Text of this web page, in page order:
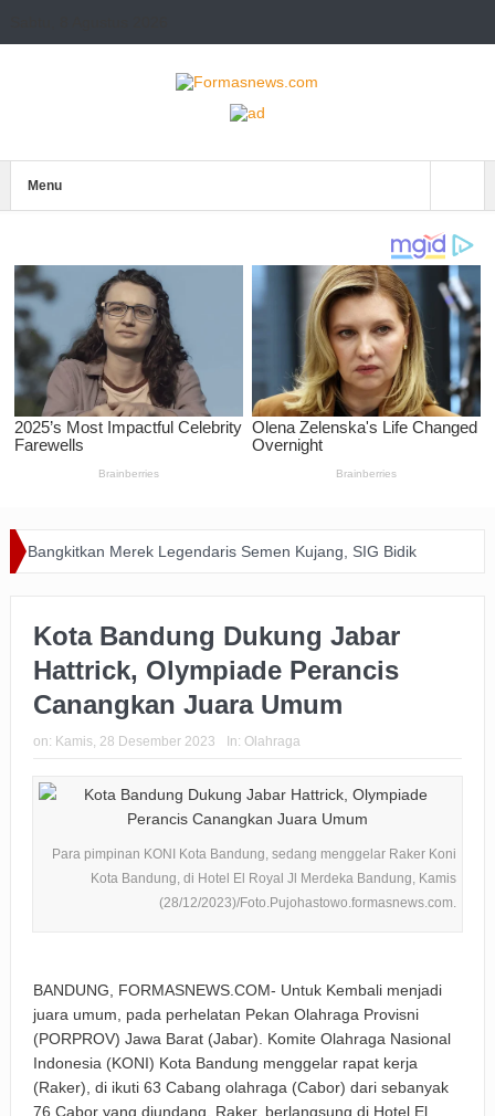
Menu
Bangkitkan Merek Legendaris Semen Kujang, SIG Bidik
dengan PERSIB
Happiness Yard Vol. 2 Jadi Bukti Kolaborasi Hotel dan
Komunitas Dukung Aksi Sosial di Bandung
Pastikan Bantuan Daging Menjangkau Pelosok Purwakarta
Pemkot Usut Kasus Penebangan Pohon Jalan Riau,
Perizinan Usaha Ikut Diperiksa
Keuangan Pensiunan di Cirebon
Padaringan Leuweung Awi Cisurupan Resmi Diaktivasi, Wali
Kota Dorong Wisata Berbasis Alam dan Pemberdayaan
Kota Bandung Dukung Jabar
Hattrick, Olympiade Perancis
Canangkan Juara Umum
on: Kamis, 28 Desember 2023 In: Olahraga
Para pimpinan KONI Kota Bandung, sedang menggelar Raker Koni
Kota Bandung, di Hotel El Royal Jl Merdeka Bandung, Kamis
(28/12/2023)/Foto.Pujohastowo.formasnews.com.
BANDUNG, FORMASNEWS.COM- Untuk Kembali menjadi
juara umum, pada perhelatan Pekan Olahraga Provisni
(PORPROV) Jawa Barat (Jabar). Komite Olahraga Nasional
Indonesia (KONI) Kota Bandung menggelar rapat kerja
(Raker), di ikuti 63 Cabang olahraga (Cabor) dari sebanyak
76 Cabor yang diundang. Raker, berlangsung di Hotel El